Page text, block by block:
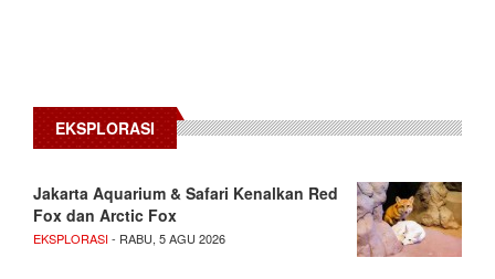
EKSPLORASI
Jakarta Aquarium & Safari Kenalkan Red
Fox dan Arctic Fox
EKSPLORASI- RABU, 5 AGU 2026